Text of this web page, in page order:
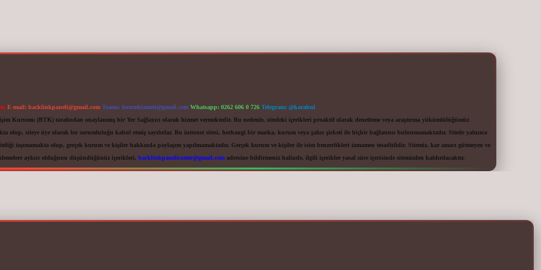
E-mail: backlinkpaneli@gmail.com Teams: forumhizmeti@gmail.com Whatsapp: 0262 606 0 726 Telegram: @karabul
Kurumu (BTK) tarafından onaylanmış bir Yer Sağlayıcı olarak hizmet vermektedir. Bu nedenle, sitedeki içerikleri proaktif olarak denetleme veya araştırma yükümlülüğümüz
olup, siteye üye olarak bu sorumluluğu kabul etmiş sayılırlar. Bu internet sitesi, herhangi bir marka, kurum veya şahıs şirketi ile hiçbir bağlantısı bulunmamaktadır. Sitede yalnızca
taşımamakta olup, gerçek kurum ve kişiler hakkında paylaşım yapılmamaktadır. Gerçek kurum ve kişiler ile isim benzerlikleri tamamen tesadüfidir. Sitemiz, kar amacı gütmeyen ve
aykırı olduğunu düşündüğünüz içerikleri, backlinkpanelicomtr@gmail.com adresine bildirmeniz halinde, ilgili içerikler yasal süre içerisinde sitemizden kaldırılacaktır.